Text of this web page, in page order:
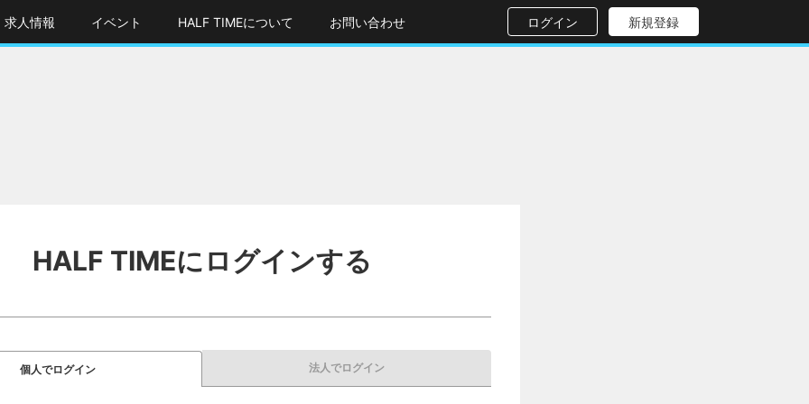
求人情報 イベント HALF TIMEについて お問い合わせ ログイン 新規登録
HALF TIMEにログインする
個人でログイン 法人でログイン